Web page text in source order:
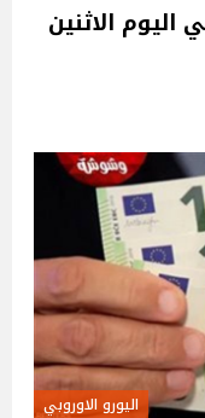
الاثنين
اليورو الاوروبي